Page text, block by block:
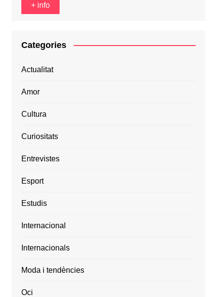
+ info
Categories
Actualitat
Amor
Cultura
Curiositats
Entrevistes
Esport
Estudis
Internacional
Internacionals
Moda i tendències
Oci